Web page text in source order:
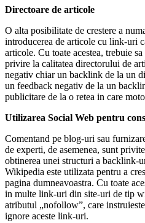
Directoare de articole
O alta posibilitate de crestere a
introducerea de articole cu link-uri
articole. Cu toate acestea, trebuie
privire la calitatea directorului de
negativ chiar un backlink de la un
un feedback negativ de la un
publicitare de la o retea in care
Utilizarea Social Web pentru
Comentand pe blog-uri sau
de experti, de asemenea, sunt
obtinerea unei structuri a backlink-
Wikipedia este utilizata pentru a
pagina dumneavoastra. Cu toate
in multe link-uri din site-uri de tip
atributul „nofollow”, care
ignore aceste link-uri.